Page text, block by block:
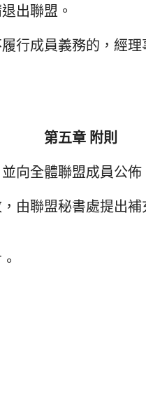
出聯盟。
行成員義務的，經
第五章 附則
向全體聯盟成員公
由聯盟秘書處提出